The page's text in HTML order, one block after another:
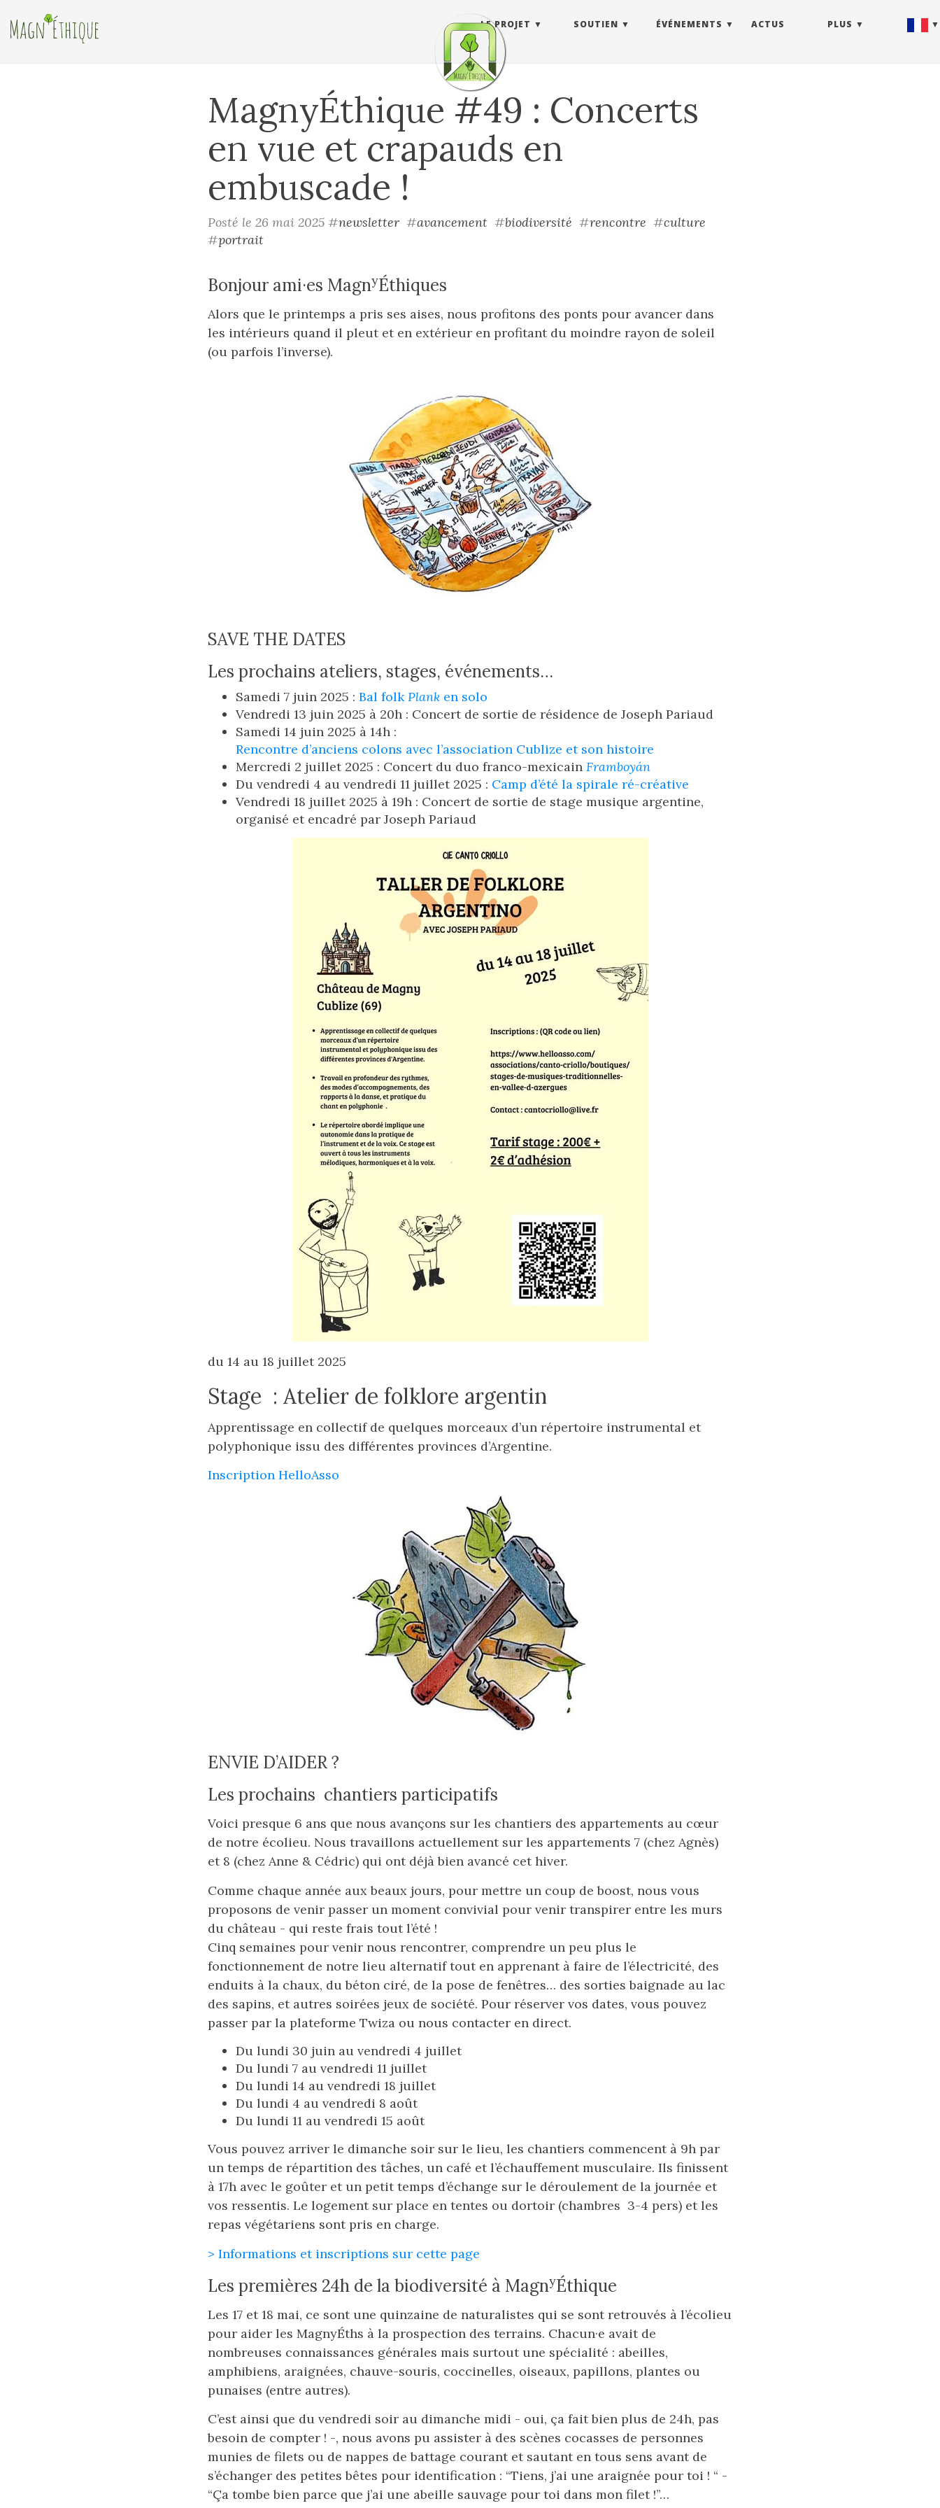
LE PROJET SOUTIEN ÉVÉNEMENTS ACTUS PLUS
MagnyÉthique #49 : Concerts
en vue et crapauds en
embuscade !
Posté le 26 mai 2025 #newsletter #avancement #biodiversité #rencontre #culture
#portrait
Bonjour ami·es MagnyÉthiques
Alors que le printemps a pris ses aises, nous profitons des ponts pour avancer dans
les intérieurs quand il pleut et en extérieur en profitant du moindre rayon de soleil
(ou parfois l’inverse).
SAVE THE DATES
Les prochains ateliers, stages, événements…
Samedi 7 juin 2025 : Bal folkPlank en solo
Vendredi 13 juin 2025 à 20h : Concert de sortie de résidence de Joseph Pariaud
Samedi 14 juin 2025 à 14h :
Rencontre d’anciens colons avec l’association Cublize et son histoire
Mercredi 2 juillet 2025 : Concert du duo franco-mexicain Framboyán
Du vendredi 4 au vendredi 11 juillet 2025 : Camp d’été la spirale ré-créative
Vendredi 18 juillet 2025 à 19h : Concert de sortie de stage musique argentine,
organisé et encadré par Joseph Pariaud
du 14 au 18 juillet 2025
Stage : Atelier de folklore argentin
Apprentissage en collectif de quelques morceaux d’un répertoire instrumental et
polyphonique issu des différentes provinces d’Argentine.
Inscription HelloAsso
ENVIE D’AIDER ?
Les prochains chantiers participatifs
Voici presque 6 ans que nous avançons sur les chantiers des appartements au cœur
de notre écolieu. Nous travaillons actuellement sur les appartements 7 (chez Agnès)
et 8 (chez Anne & Cédric) qui ont déjà bien avancé cet hiver.
Comme chaque année aux beaux jours, pour mettre un coup de boost, nous vous
proposons de venir passer un moment convivial pour venir transpirer entre les murs
du château - qui reste frais tout l’été !
Cinq semaines pour venir nous rencontrer, comprendre un peu plus le
fonctionnement de notre lieu alternatif tout en apprenant à faire de l’électricité, des
enduits à la chaux, du béton ciré, de la pose de fenêtres… des sorties baignade au lac
des sapins, et autres soirées jeux de société. Pour réserver vos dates, vous pouvez
passer par la plateforme Twiza ou nous contacter en direct.
Du lundi 30 juin au vendredi 4 juillet
Du lundi 7 au vendredi 11 juillet
Du lundi 14 au vendredi 18 juillet
Du lundi 4 au vendredi 8 août
Du lundi 11 au vendredi 15 août
Vous pouvez arriver le dimanche soir sur le lieu, les chantiers commencent à 9h par
un temps de répartition des tâches, un café et l’échauffement musculaire. Ils finissent
à 17h avec le goûter et un petit temps d’échange sur le déroulement de la journée et
vos ressentis. Le logement sur place en tentes ou dortoir (chambres 3-4 pers) et les
repas végétariens sont pris en charge.
> Informations et inscriptions sur cette page
Les premières 24h de la biodiversité à MagnyÉthique
Les 17 et 18 mai, ce sont une quinzaine de naturalistes qui se sont retrouvés à l’écolieu
pour aider les MagnyÉths à la prospection des terrains. Chacun·e avait de
nombreuses connaissances générales mais surtout une spécialité : abeilles,
amphibiens, araignées, chauve-souris, coccinelles, oiseaux, papillons, plantes ou
punaises (entre autres).
C’est ainsi que du vendredi soir au dimanche midi - oui, ça fait bien plus de 24h, pas
besoin de compter ! -, nous avons pu assister à des scènes cocasses de personnes
munies de filets ou de nappes de battage courant et sautant en tous sens avant de
s’échanger des petites bêtes pour identification : “Tiens, j’ai une araignée pour toi ! “ -
“Ça tombe bien parce que j’ai une abeille sauvage pour toi dans mon filet !”…